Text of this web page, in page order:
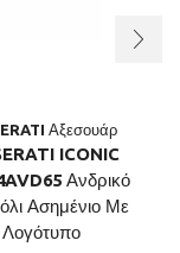
Αξεσουάρ
ICONIC
Ανδρικό
Ασημένιο Με
Λογότυπο